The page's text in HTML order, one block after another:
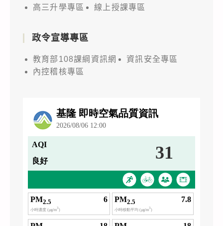
高三升學專區
線上授課專區
政令宣導專區
教育部108課綱資訊網
資訊安全專區
內控稽核專區